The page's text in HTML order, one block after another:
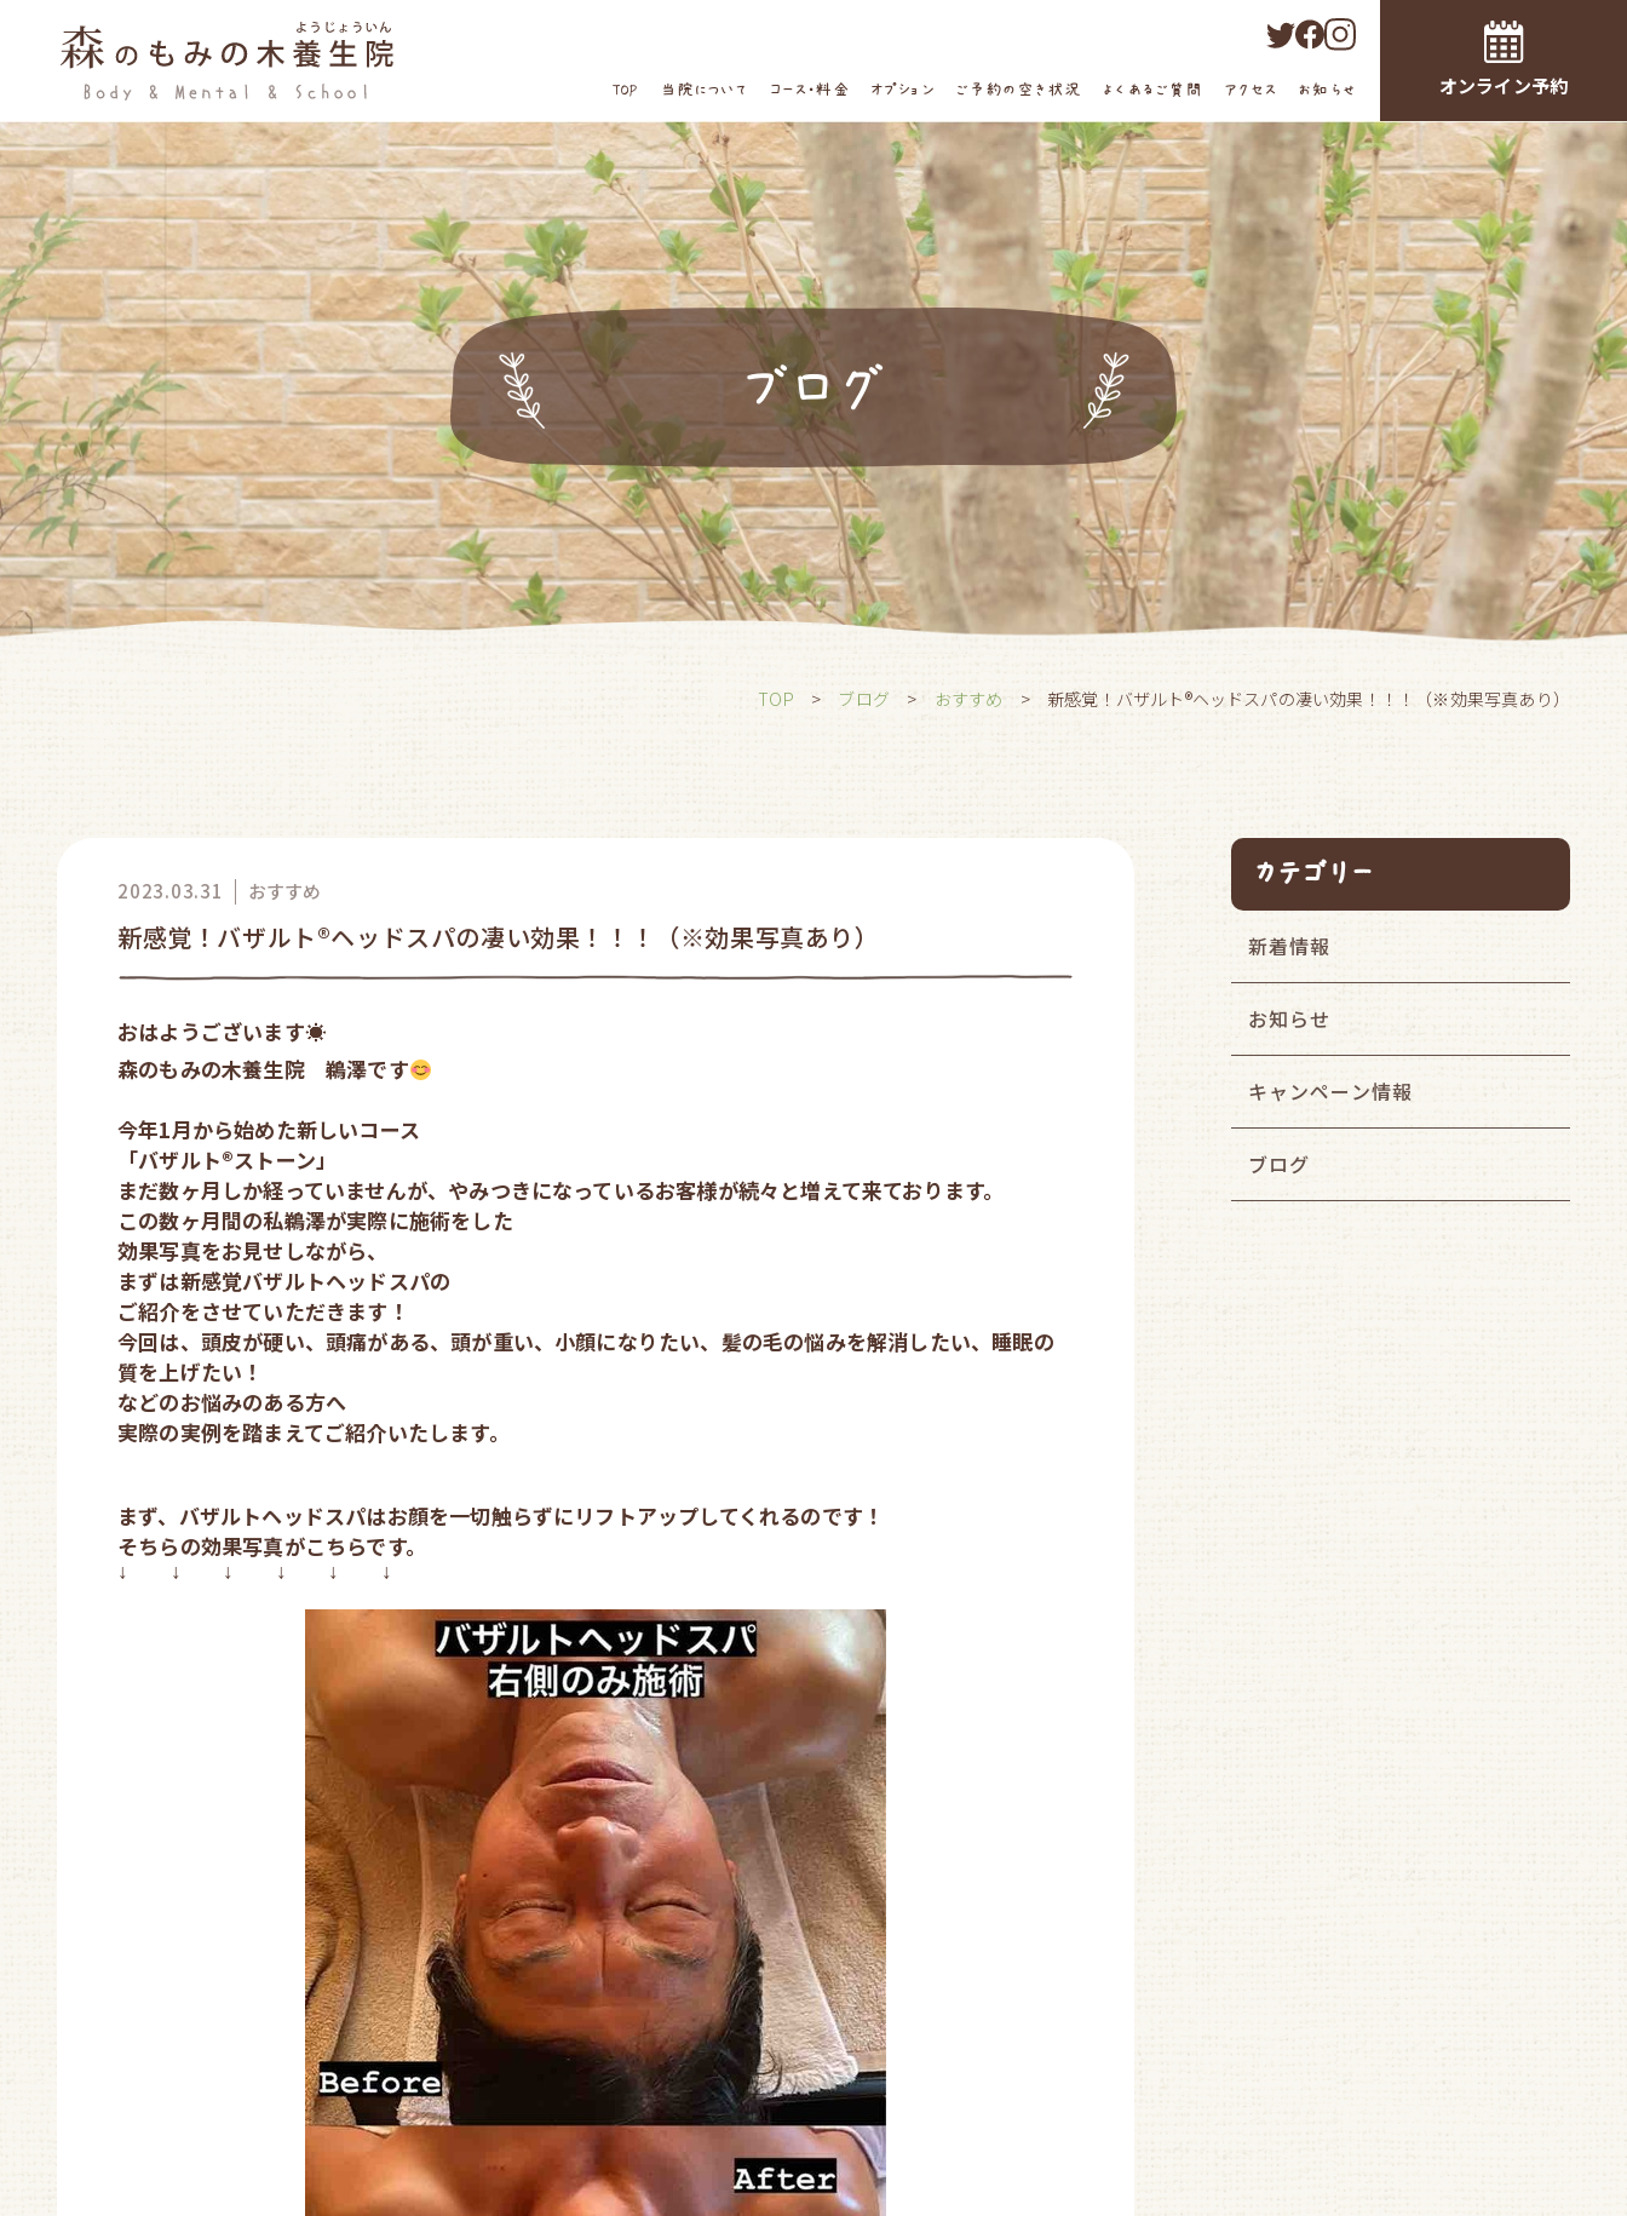
TOP 当院について コース・料金 オプション ご予約の空き状況 よくあるご質問 アクセス お知らせ オンライン予約
ブログ
TOP > ブログ > おすすめ > 新感覚！バザルト®ヘッドスパの凄い効果！！！（※効果写真あり）
2023.03.31 おすすめ
新感覚！バザルト®ヘッドスパの凄い効果！！！（※効果写真あり）
おはようございます☀
森のもみの木養生院 鵜澤です
今年1月から始めた新しいコース
「バザルト®︎ストーン」
まだ数ヶ月しか経っていませんが、やみつきになっているお客様が続々と増えて来ております。
この数ヶ月間の私鵜澤が実際に施術をした
効果写真をお見せしながら、
まずは新感覚バザルトヘッドスパの
ご紹介をさせていただきます！
今回は、頭皮が硬い、頭痛がある、頭が重い、小顔になりたい、髪の毛の悩みを解消したい、睡眠の
質を上げたい！
などのお悩みのある方へ
実際の実例を踏まえてご紹介いたします。
まず、バザルトヘッドスパはお顔を一切触らずにリフトアップしてくれるのです！
そちらの効果写真がこちらです。
↓ ↓ ↓ ↓ ↓ ↓
カテゴリー
新着情報
お知らせ
キャンペーン情報
ブログ